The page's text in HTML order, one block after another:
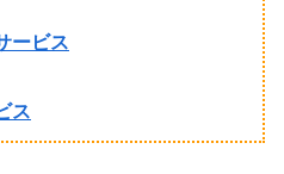
ービス
ス